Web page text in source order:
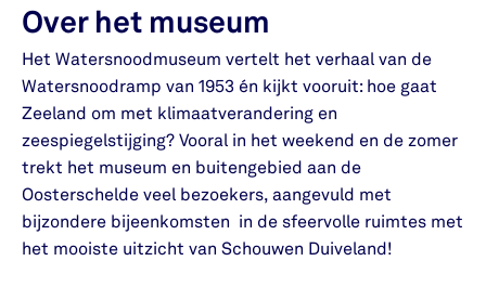
Over het museum
Het Watersnoodmuseum vertelt het verhaal van de
Watersnoodramp van 1953 én kijkt vooruit: hoe gaat
Zeeland om met klimaatverandering en
zeespiegelstijging? Vooral in het weekend en de zomer
trekt het museum en buitengebied aan de
Oosterschelde veel bezoekers, aangevuld met
bijzondere bijeenkomsten in de sfeervolle ruimtes met
het mooiste uitzicht van Schouwen Duiveland!